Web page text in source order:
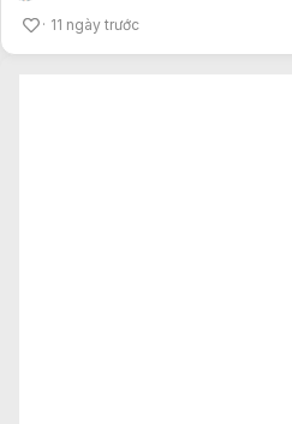
11 ngày trước